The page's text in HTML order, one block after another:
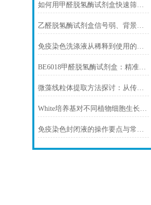
如何用甲醛脱氢酶试剂盒快速筛查食品中甲醛残留？
乙醛脱氢酶试剂盒信号弱、背景高、重复性差怎么办？
免疫染色洗涤液从稀释到使用的完整流程
BE6018甲醛脱氢酶试剂盒：精准检测赋能多领域，标准化流程破解行业痛点
微藻线粒体提取方法探讨：从传统技术到试剂盒方案
White培养基对不同植物细胞生长的影响
免疫染色封闭液的操作要点与常见问题解决方案